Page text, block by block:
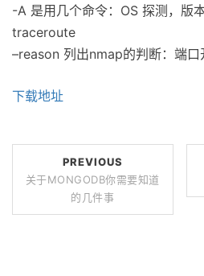
-A 是用几个命令：OS 探测，版
traceroute
–reason 列出nmap的判断：端口
下载地址
PREVIOUS
关于MONGODB你需要知道
的几件事